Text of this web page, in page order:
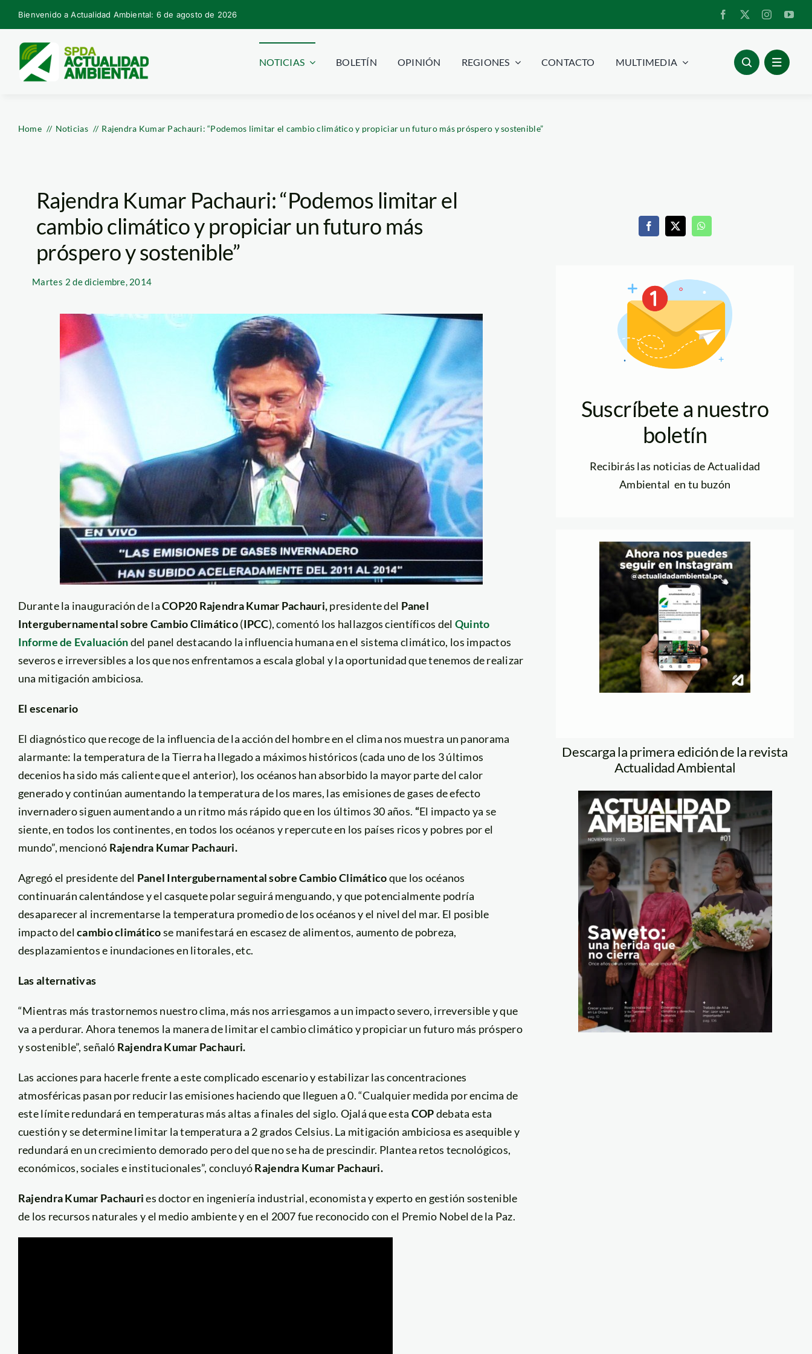
Skip
to
content
Bienvenido a Actualidad Ambiental: 6 de agosto de 2026
NOTICIAS BOLETÍN OPINIÓN REGIONES CONTACTO MULTIMEDIA
Home Noticias Rajendra Kumar Pachauri: “Podemos limitar el cambio climático y propiciar un futuro más próspero y sostenible”
Rajendra Kumar Pachauri: “Podemos limitar el
cambio climático y propiciar un futuro más
próspero y sostenible”
Martes 2 de diciembre, 2014
Durante la inauguración de laCOP20 Rajendra Kumar Pachauri,presidente del Panel
Intergubernamental sobre Cambio Climático(IPCC), comentó los hallazgos científicos del Quinto
Informe de Evaluacióndel panel destacando la influencia humana en el sistema climático, los impactos
severos e irreversibles a los que nos enfrentamos a escala global y la oportunidad que tenemos de realizar
una mitigación ambiciosa.
El escenario
El diagnóstico que recoge de la influencia de la acción del hombre en el clima nos muestra un panorama
alarmante: la temperatura de la Tierra ha llegado a máximos históricos (cada uno de los 3 últimos
decenios ha sido más caliente que el anterior), los océanos han absorbido la mayor parte del calor
generado y continúan aumentando la temperatura de los mares, las emisiones de gases de efecto
invernadero siguen aumentando a un ritmo más rápido que en los últimos 30 años. “El impacto ya se
siente, en todos los continentes, en todos los océanos y repercute en los países ricos y pobres por el
mundo”, mencionó Rajendra Kumar Pachauri.
Agregó el presidente del Panel Intergubernamental sobre Cambio Climáticoque los océanos
continuarán calentándose y el casquete polar seguirá menguando, y que potencialmente podría
desaparecer al incrementarse la temperatura promedio de los océanos y el nivel del mar. El posible
impacto delcambio climáticose manifestará en escasez de alimentos, aumento de pobreza,
desplazamientos e inundaciones en litorales, etc.
Las alternativas
“Mientras más trastornemos nuestro clima, más nos arriesgamos a un impacto severo, irreversible y que
va a perdurar. Ahora tenemos la manera de limitar el cambio climático y propiciar un futuro más próspero
y sostenible”, señaló Rajendra Kumar Pachauri.
Las acciones para hacerle frente a este complicado escenario y estabilizar las concentraciones
atmosféricas pasan por reducir las emisiones haciendo que lleguen a 0. “Cualquier medida por encima de
este límite redundará en temperaturas más altas a finales del siglo. Ojalá que esta COPdebata esta
cuestión y se determine limitar la temperatura a 2 grados Celsius. La mitigación ambiciosa es asequible y
redundará en un crecimiento demorado pero del que no se ha de prescindir. Plantea retos tecnológicos,
económicos, sociales e institucionales”, concluyóRajendra Kumar Pachauri.
Rajendra Kumar Pachauries doctor en ingeniería industrial, economista y experto en gestión sostenible
de los recursos naturales y el medio ambiente y en el 2007 fue reconocido con el Premio Nobel de la Paz.
Suscríbete a nuestro
boletín
Recibirás las noticias de Actualidad
Ambiental en tu buzón
Descarga la primera edición de la revista
Actualidad Ambiental